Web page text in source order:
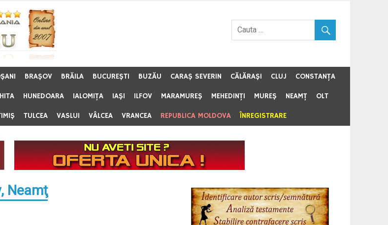
BRAŞOV BRĂILA BUCUREŞTI BUZĂU CARAŞ SEVERIN CĂLĂRAŞI CLUJ CONSTANŢA
HUNEDOARA IALOMIŢA IAŞI ILFOV MARAMUREŞ MEHEDINŢI MUREŞ NEAMŢ OLT
TULCEA VASLUI VÂLCEA VRANCEA REPUBLICA MOLDOVA ÎNREGISTRARE
Neamţ